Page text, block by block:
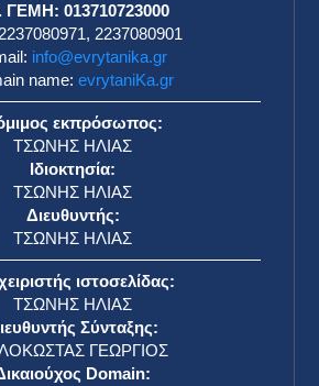
ΓΕΜΗ: 013710723000
2237080901
info@evrytanika.gr
name: evrytaniKa.gr
εκπρόσωπος:
ΤΣΩΝΗΣ ΗΛΙΑΣ
Ιδιοκτησία:
ΤΣΩΝΗΣ ΗΛΙΑΣ
Διευθυντής:
ΤΣΩΝΗΣ ΗΛΙΑΣ
ιστοσελίδας:
ΤΣΩΝΗΣ ΗΛΙΑΣ
Σύνταξης:
ΓΕΩΡΓΙΟΣ
Domain: